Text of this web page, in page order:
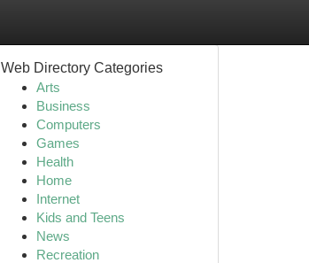
Web Directory Categories
Arts
Business
Computers
Games
Health
Home
Internet
Kids and Teens
News
Recreation